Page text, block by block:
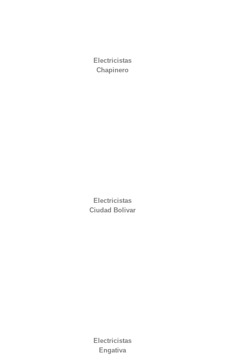
Electricistas
Chapinero
Electricistas
Ciudad Bolivar
Electricistas
Engativa